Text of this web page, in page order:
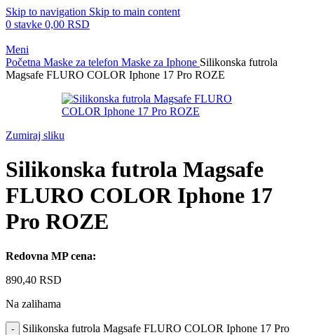
Skip to navigation Skip to main content
0 stavke 0,00 RSD
Meni
Početna Maske za telefon Maske za Iphone Silikonska futrola
Magsafe FLURO COLOR Iphone 17 Pro ROZE
Zumiraj sliku
Silikonska futrola Magsafe
FLURO COLOR Iphone 17
Pro ROZE
Redovna MP cena:
890,40 RSD
Na zalihama
Silikonska futrola Magsafe FLURO COLOR Iphone 17 Pro